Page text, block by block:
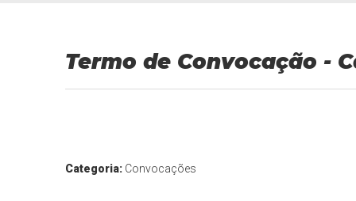
Termo de Convocação -
Categoria: Convocações